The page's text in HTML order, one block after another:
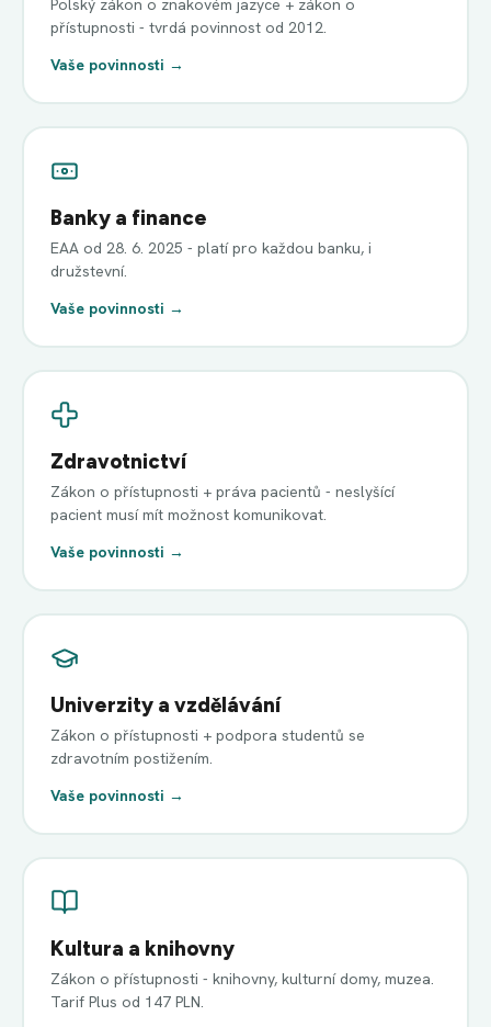
přístupnosti - tvrdá povinnost od 2012.
Vaše povinnosti →
Banky a finance
EAA od 28. 6. 2025 - platí pro každou banku, i
družstevní.
Vaše povinnosti →
Zdravotnictví
Zákon o přístupnosti + práva pacientů - neslyšící
pacient musí mít možnost komunikovat.
Vaše povinnosti →
Univerzity a vzdělávání
Zákon o přístupnosti + podpora studentů se
zdravotním postižením.
Vaše povinnosti →
Kultura a knihovny
Zákon o přístupnosti - knihovny, kulturní domy, muzea.
Tarif Plus od 147 PLN.